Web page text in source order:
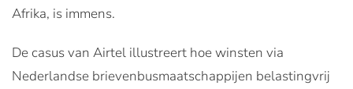
Afrika, is immens.
De casus van Airtel illustreert hoe winsten via
Nederlandse brievenbusmaatschappijen belastingvrij